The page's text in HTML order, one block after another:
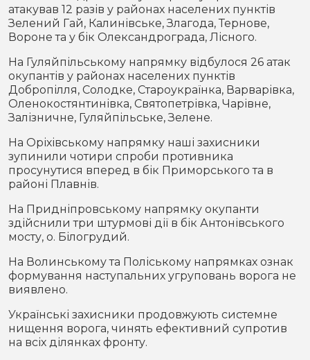
атакував 12 разів у районах населених пунктів
Зелений Гай, Калинівське, Злагода, Тернове,
Вороне та у бік Олександрограда, Лісного.
На Гуляйпільському напрямку відбулося 26 атак
окупантів у районах населених пунктів
Добропілля, Солодке, Староукраїнка, Варварівка,
Оленокостянтинівка, Святопетрівка, Чарівне,
Залізничне, Гуляйпільське, Зелене.
На Оріхівському напрямку наші захисники
зупинили чотири спроби противника
просунутися вперед в бік Приморського та в
районі Плавнів.
На Придніпровському напрямку окупанти
здійснили три штурмові дії в бік Антонівського
мосту, о. Білогрудий.
На Волинському та Поліському напрямках ознак
формування наступальних угруповань ворога не
виявлено.
Українські захисники продовжують системне
нищення ворога, чинять ефективний супротив
на всіх ділянках фронту.